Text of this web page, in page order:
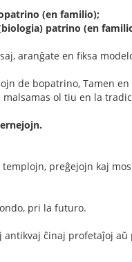
(en familio);
patrino (en
aranĝate en fiksa
de bopatrino, Tamen
ol tiu en la
preĝejojn kaj
pri la futuro.
ĉinaj profetaĵoj